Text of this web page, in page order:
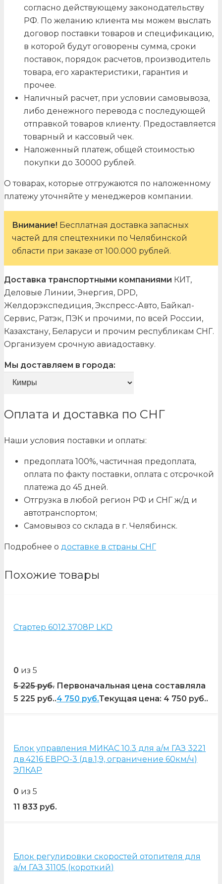
согласно действующему законодательству
РФ. По желанию клиента мы можем выслать
договор поставки товаров и спецификацию,
в которой будут оговорены сумма, сроки
поставок, порядок расчетов, производитель
товара, его характеристики, гарантия и
прочее.
Наличный расчет, при условии самовывоза,
либо денежного перевода с последующей
отправкой товаров клиенту. Предоставляется
товарный и кассовый чек.
Наложенный платеж, общей стоимостью
покупки до 30000 рублей.
О товарах, которые отгружаются по наложенному
платежу уточняйте у менеджеров компании.
Внимание! Бесплатная доставка запасных
частей для спецтехники по Челябинской
области при заказе от 100.000 рублей.
Доставка транспортными компаниями КИТ,
Деловые Линии, Энергия, DPD,
Желдорэкспедиция, Экспресс-Авто, Байкал-
Сервис, Ратэк, ПЭК и прочими, по всей России,
Казахстану, Беларуси и прочим республикам СНГ.
Организуем срочную авиадоставку.
Мы доставляем в города:
Оплата и доставка по СНГ
Наши условия поставки и оплаты:
предоплата 100%, частичная предоплата,
оплата по факту поставки, оплата с отсрочкой
платежа до 45 дней.
Отгрузка в любой регион РФ и СНГ ж/д и
автотранспортом;
Самовывоз со склада в г. Челябинск.
Подробнее о доставке в страны СНГ
Похожие товары
Стартер 6012.3708Р LKD
0 из 5
5 225руб. Первоначальная цена составляла
5 225 руб..4 750 руб.Текущая цена: 4 750 руб..
Блок управления МИКАС 10.3 для а/м ГАЗ 3221
дв.4216 ЕВРО-3 (дв.1,9, ограничение 60км/ч)
ЭЛКАР
0 из 5
11 833 руб.
Блок регулировки скоростей отопителя для
а/м ГАЗ 31105 (короткий)